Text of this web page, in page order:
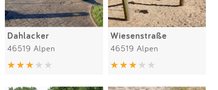
Partner
Kontakt
Impressum
Dahlacker
46519 Alpen
Wiesenstraße
46519 Alpen